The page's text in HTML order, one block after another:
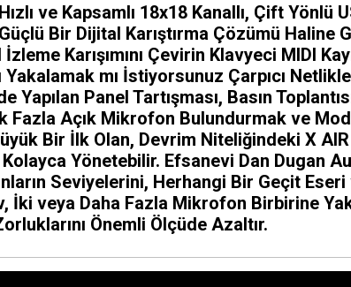
ve Kapsamlı 18x18 Kanallı, Çift
Bir Dijital Karıştırma Çözümü
Karışımını Çevirin Klavyeci MIDI
Yakalamak mı İstiyorsunuz Çarpıcı
Yapılan Panel Tartışması, Basın
Fazla Açık Mikrofon Bulundurmak ve
Bir İlk Olan, Devrim Niteliğindeki X
Kolayca Yönetebilir. Efsanevi Dan Dugan
Seviyelerini, Herhangi Bir Geçit
İki veya Daha Fazla Mikrofon Birbirine
Önemli Ölçüde Azaltır.